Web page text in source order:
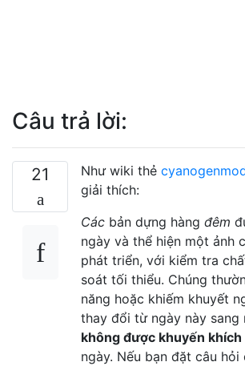
Câu trả lời:
21 Như wiki thẻ
giải thích:
Các bản dựng hàng đêm
ngày và thể hiện một ảnh
phát triển, với kiểm tra
soát tối thiểu. Chúng
năng hoặc khiếm khuyết
thay đổi từ ngày này sang
không được khuyến khích
ngày. Nếu bạn đặt câu